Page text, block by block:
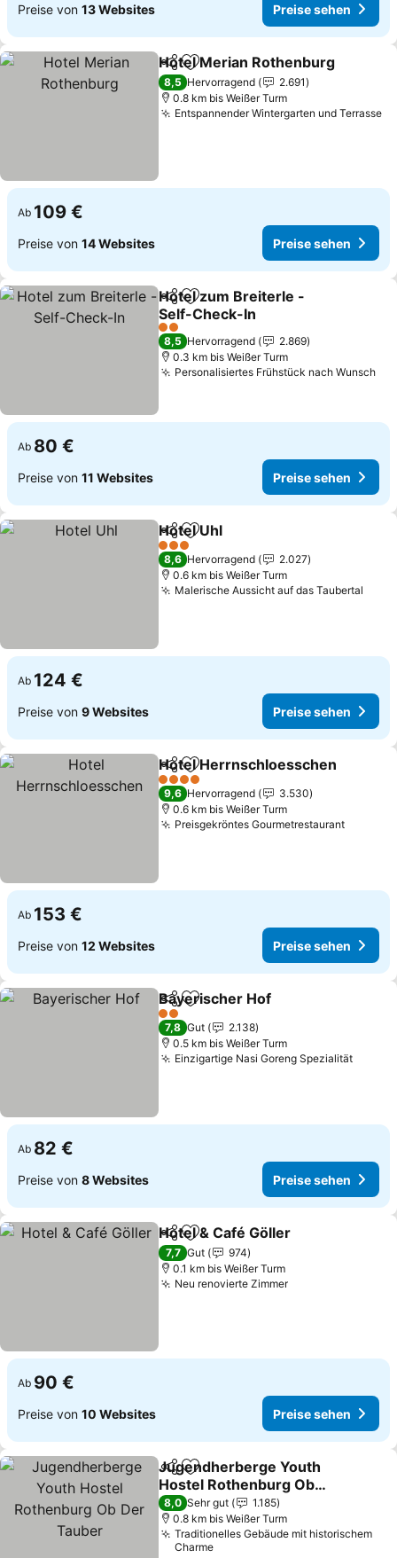
Preise von 13 Websites Preise sehen
TeilenZu Favoriten hinzufügen
Hotel Merian Rothenburg
8,5 Hervorragend
2.691
0.8 km bis Weißer Turm
Entspannender Wintergarten und Terrasse
Ab 109 €
Preise von 14 Websites Preise sehen
TeilenZu Favoriten hinzufügen
Hotel zum Breiterle -
Self-Check-In
Preise sehen
2 Sterne
8,5 Hervorragend
2.869
0.3 km bis Weißer Turm
Personalisiertes Frühstück nach Wunsch
Ab 80 €
Preise von 11 Websites Preise sehen
TeilenZu Favoriten hinzufügen
Hotel Uhl
3 Sterne
8,6 Hervorragend
2.027
0.6 km bis Weißer Turm
Malerische Aussicht auf das Taubertal
Ab 124 €
Preise von 9 Websites Preise sehen
TeilenZu Favoriten hinzufügen
Hotel Herrnschloesschen
4 Sterne
9,6 Hervorragend
3.530
0.6 km bis Weißer Turm
Preisgekröntes GourmetrestaurantPreise
Ab 153 €
Preise von 12 Websites Preise sehen
TeilenZu Favoriten hinzufügen
Bayerischer Hof
2 Sterne
7,8 Gut
2.138
0.5 km bis Weißer Turm
Einzigartige Nasi Goreng SpezialitätPreise
Ab 82 €
Preise von 8 Websites Preise sehen
TeilenZu Favoriten hinzufügen
Hotel & Café Göller
7,7 Gut
974
0.1 km bis Weißer Turm
Neu renovierte ZimmerPreise sehen
Ab 90 €
Preise von 10 Websites Preise sehen
TeilenZu Favoriten hinzufügen
Jugendherberge Youth
Hostel Rothenburg Ob
Der Tauber
Preise sehen
8,0 Sehr gut
1.185
0.8 km bis Weißer Turm
Traditionelles Gebäude mit historischem
Charme